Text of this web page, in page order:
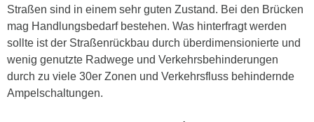
Straßen sind in einem sehr guten Zustand. Bei den Brücken
mag Handlungsbedarf bestehen. Was hinterfragt werden
sollte ist der Straßenrückbau durch überdimensionierte und
wenig genutzte Radwege und Verkehrsbehinderungen
durch zu viele 30er Zonen und Verkehrsfluss behindernde
Ampelschaltungen.